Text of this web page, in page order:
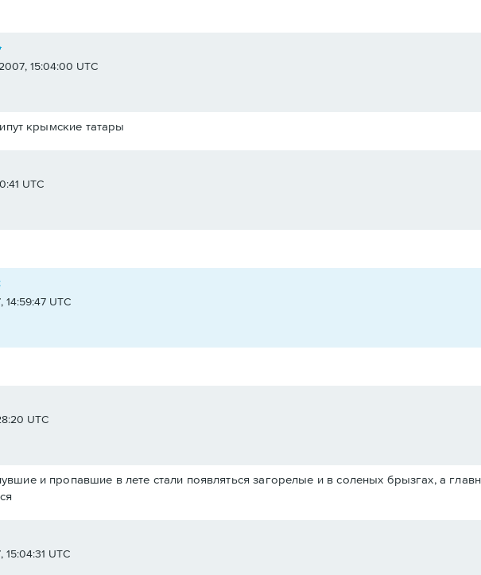
15:04:00 UTC
крымские татары
UTC
UTC
UTC
и пропавшие в лете стали появляться загорелые и в соленых брызгах, а
UTC